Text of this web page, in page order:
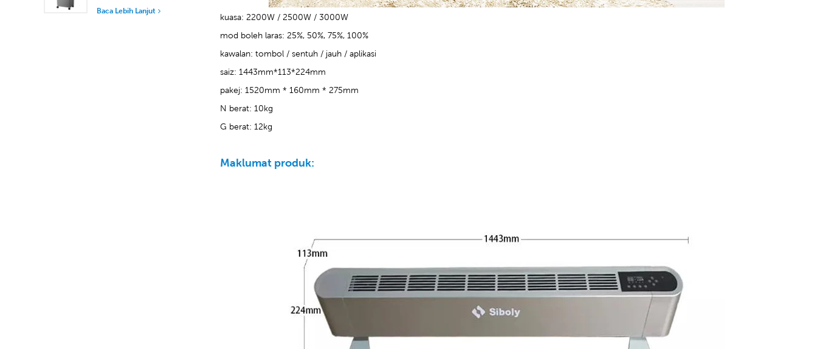
Alih Industri 50L
Baca Lebih Lanjut
kuasa: 2200W / 2500W / 3000W
mod boleh laras: 25%, 50%, 75%, 100%
kawalan: tombol / sentuh / jauh / aplikasi
saiz: 1443mm*113*224mm
pakej: 1520mm * 160mm * 275mm
N berat: 10kg
G berat: 12kg
Maklumat produk: